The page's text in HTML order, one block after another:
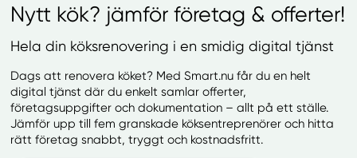
Nytt kök? jämför företag & offerter!
Hela din köksrenovering i en smidig digital tjänst
Dags att renovera köket? Med Smart.nu får du en helt
digital tjänst där du enkelt samlar offerter,
företagsuppgifter och dokumentation – allt på ett ställe.
Jämför upp till fem granskade köksentreprenörer och hitta
rätt företag snabbt, tryggt och kostnadsfritt.